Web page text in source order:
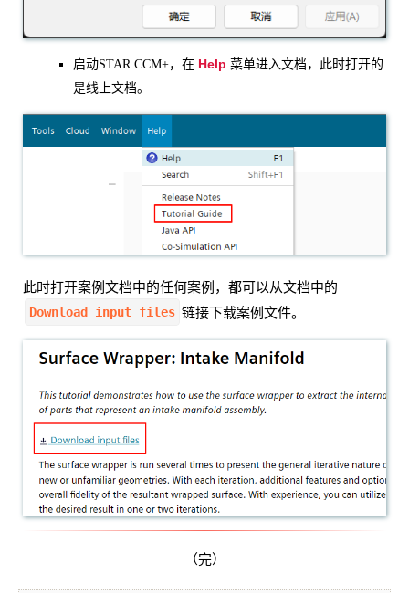
启动STAR CCM+，在 Help 菜单进入文档，此时打开的
是线上文档。
此时打开案例文档中的任何案例，都可以从文档中的
Download input files 链接下载案例文件。
（完）